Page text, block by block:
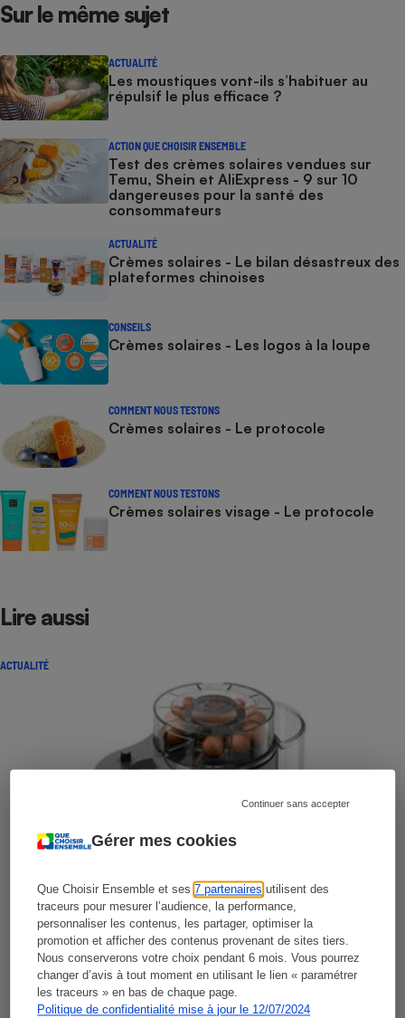
Gérer mes cookies
Que Choisir Ensemble et ses7 partenaires utilisent des
traceurs pour mesurer l’audience, la performance,
personnaliser les contenus, les partager, optimiser la
promotion et afficher des contenus provenant de sites tiers.
Nous conserverons votre choix pendant 6 mois. Vous pourrez
changer d’avis à tout moment en utilisant le lien « paramétrer
les traceurs » en bas de chaque page.
Politique de confidentialité mise à jour le 12/07/2024
Continuer sans accepter
Sur le même sujet
ACTUALITÉ
Les moustiques vont-ils s’habituer au
répulsif le plus efficace ?
ACTION QUE CHOISIR ENSEMBLE
Test des crèmes solaires vendues sur
Temu, Shein et AliExpress - 9 sur 10
dangereuses pour la santé des
consommateurs
ACTUALITÉ
Crèmes solaires - Le bilan désastreux des
plateformes chinoises
CONSEILS
Crèmes solaires - Les logos à la loupe
COMMENT NOUS TESTONS
Crèmes solaires - Le protocole
COMMENT NOUS TESTONS
Crèmes solaires visage - Le protocole
Lire aussi
ACTUALITÉ